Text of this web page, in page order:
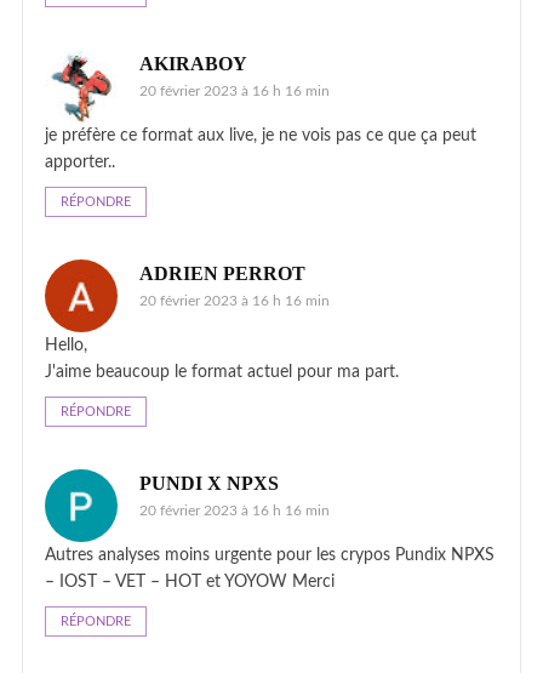
AKIRABOY
20 février 2023 à 16 h 16 min
je préfère ce format aux live, je ne vois pas ce que ça peut
apporter..
RÉPONDRE
ADRIEN PERROT
20 février 2023 à 16 h 16 min
Hello,
J'aime beaucoup le format actuel pour ma part.
RÉPONDRE
PUNDI X NPXS
20 février 2023 à 16 h 16 min
Autres analyses moins urgente pour les crypos Pundix NPXS
– IOST – VET – HOT et YOYOW Merci
RÉPONDRE